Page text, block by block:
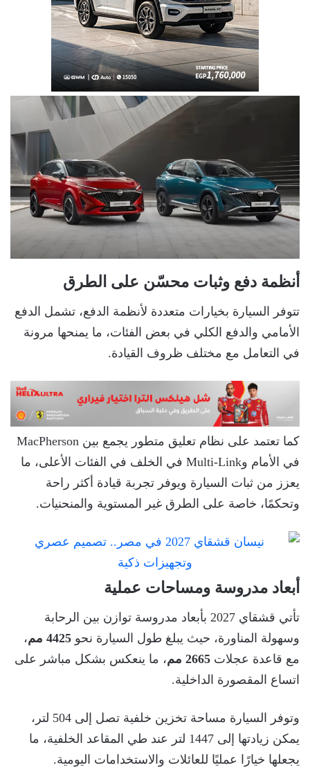
أنظمة دفع وثبات محسّن على الطرق
تتوفر السيارة بخيارات متعددة لأنظمة الدفع، تشمل الدفع
الأمامي والدفع الكلي في بعض الفئات، ما يمنحها مرونة
في التعامل مع مختلف ظروف القيادة.
كما تعتمد على نظام تعليق متطور يجمع بين MacPherson
في الأمام وMulti-Link في الخلف في الفئات الأعلى، ما
يعزز من ثبات السيارة ويوفر تجربة قيادة أكثر راحة
وتحكمًا، خاصة على الطرق غير المستوية والمنحنيات.
أبعاد مدروسة ومساحات عملية
تأتي قشقاي 2027 بأبعاد مدروسة توازن بين الرحابة
وسهولة المناورة، حيث يبلغ طول السيارة نحو 4425 مم
،
مع قاعدة عجلات 2665 مم
، ما ينعكس بشكل مباشر على
اتساع المقصورة الداخلية.
وتوفر السيارة مساحة تخزين خلفية تصل إلى 504 لتر،
يمكن زيادتها إلى 1447 لتر عند طي المقاعد الخلفية، ما
يجعلها خيارًا عمليًا للعائلات والاستخدامات اليومية.